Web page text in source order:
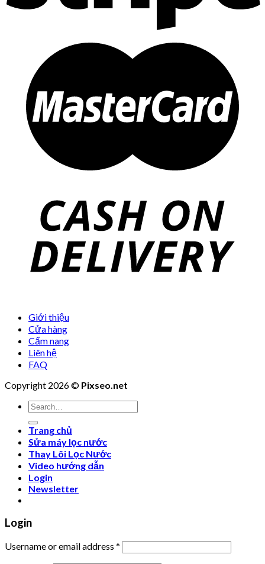
Giới thiệu
Cửa hàng
Cẩm nang
Liên hệ
FAQ
Copyright 2026 © Pixseo.net
Search
for:
Trang chủ
Sửa máy lọc nước
Thay Lõi Lọc Nước
Video hướng dẫn
Login
Newsletter
Login
Username or email address *